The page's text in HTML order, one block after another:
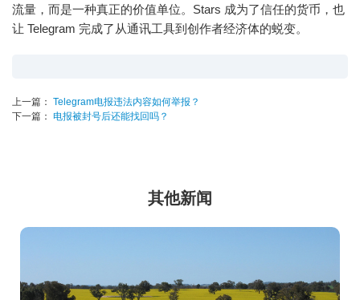
流量，而是一种真正的价值单位。Stars 成为了信任的货币，也
让 Telegram 完成了从通讯工具到创作者经济体的蜕变。
上一篇： Telegram电报违法内容如何举报？
下一篇： 电报被封号后还能找回吗？
其他新闻